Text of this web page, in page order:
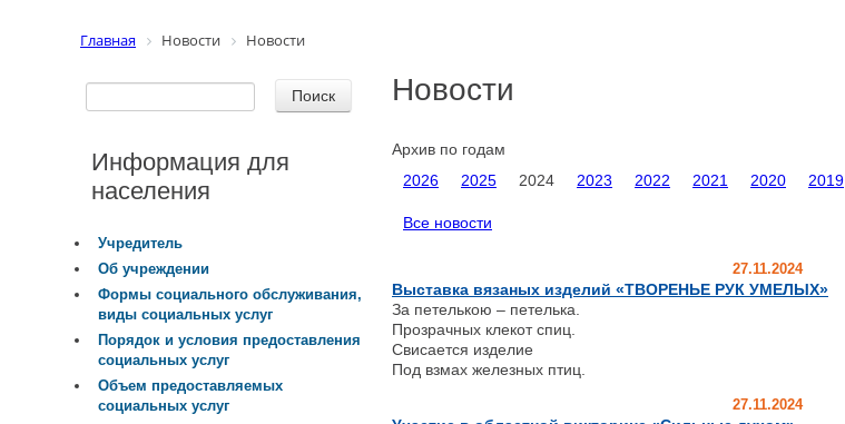
Главная Новости Новости
Новости
Архив по годам
2026
2025 2024 2023 2022 2021 2020 2019
Все новости
27.11.2024
Выставка вязаных изделий «ТВОРЕНЬЕ РУК УМЕЛЫХ»
За петелькою – петелька.
Прозрачных клекот спиц.
Свисается изделие
Под взмах железных птиц.
27.11.2024
Информация для
населения
Учредитель
Об учреждении
Формы социального обслуживания,
виды социальных услуг
Порядок и условия предоставления
социальных услуг
Объем предоставляемых
социальных услуг